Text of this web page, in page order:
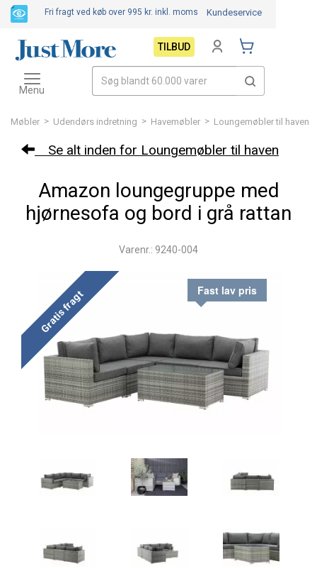
Møbler > Udendørs indretning > Havemøbler > Loungemøbler til haven
Se alt inden for Loungemøbler til haven
Amazon loungegruppe med
hjørnesofa og bord i grå rattan
Varenr.: 9240-004
Gratis fragt Fast lav pris
Fri fragt ved køb over 995 kr. inkl. moms Kundeservice
TILBUD
Toggle
navigation
Menu